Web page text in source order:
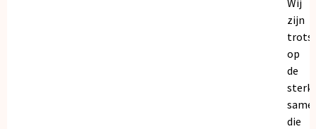
zijn
trots
op
de
die